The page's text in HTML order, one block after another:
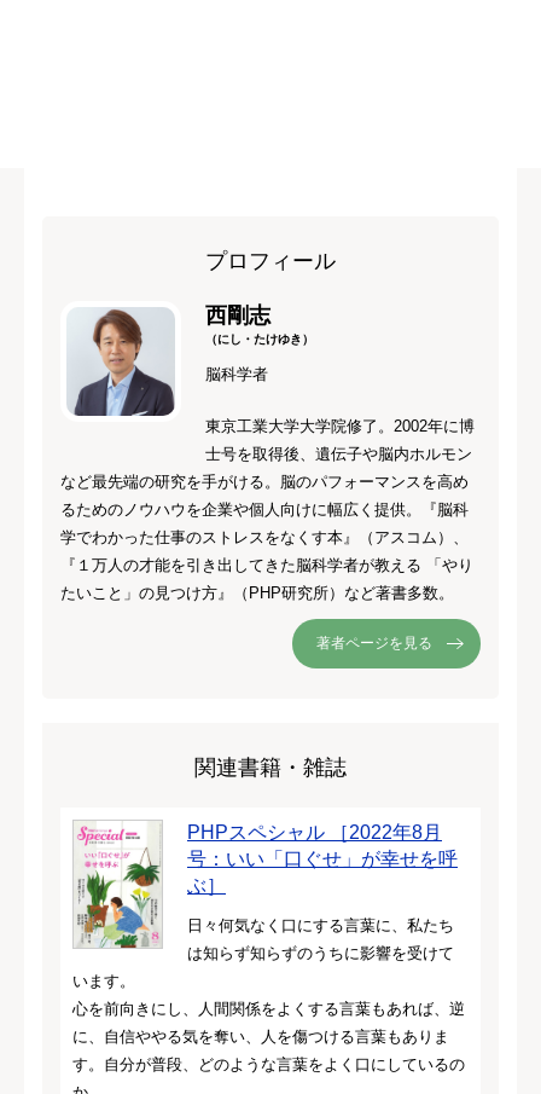
プロフィール
西剛志
（にし・たけゆき）
脳科学者
東京工業大学大学院修了。2002年に博
士号を取得後、遺伝子や脳内ホルモン
など最先端の研究を手がける。脳のパフォーマンスを高め
るためのノウハウを企業や個人向けに幅広く提供。『脳科
学でわかった仕事のストレスをなくす本』（アスコム）、
『１万人の才能を引き出してきた脳科学者が教える 「やり
たいこと」の見つけ方』（PHP研究所）など著書多数。
著者ページを見る
関連書籍・雑誌
PHPスペシャル ［2022年8月
号：いい「口ぐせ」が幸せを呼
ぶ］
日々何気なく口にする言葉に、私たち
は知らず知らずのうちに影響を受けて
います。
心を前向きにし、人間関係をよくする言葉もあれば、逆
に、自信ややる気を奪い、人を傷つける言葉もありま
す。自分が普段、どのような言葉をよく口にしているの